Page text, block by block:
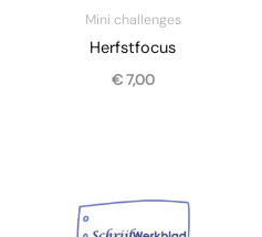
Mini challenges
Herfstfocus
€7,00